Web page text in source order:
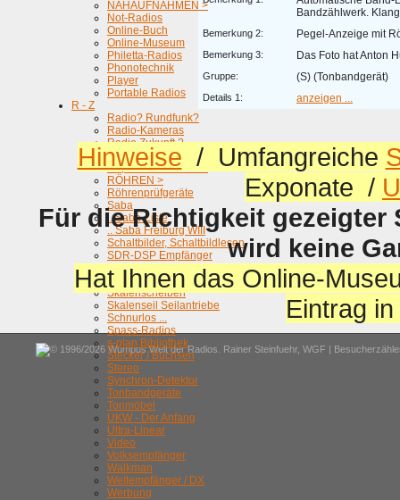
NAHAUFNAHMEN >
Not-Radios
Online-Buch
Online-Museum
Philetta-Radios
Phonotechnik
Player
Portable Radios
R - Z
Radio? Rundfunk?
Radio-Kameras
Radio Zukunft ?
Radios mit Textanzeige
Reparaturen Service
RÖHREN >
Röhrenprüfgeräte
Saba
.. Saba-Liste
.. Saba Freiburg WIII
Schaltbilder, Schaltbildlesen
SDR-DSP Empfänger
Selbstbau-Projekte
Signalgeber
Skalenscheiben
Skalenseil Seilantriebe
Schnurlos ...
Spass-Radios
s-plan Bibliothek
Stecker / Buchsen
Stereo
Synchron-Detektor
Tonbandgeräte
Tonmöbel
UKW - Der Anfang
Ultra-Linear
Video
Volksempfänger
Walkman
Weltempfänger / DX
Werbung
Bandzählwerk.
Bemerkung 2: Pegel-Anzeige mit
Bemerkung 3: Das Foto hat Anton
Gruppe: (S) (Tonbandgerät)
Details 1: anzeigen ...
Hinweise / Umfangreiche
Exponate /
Für die Richtigkeit
wird keine
Hat Ihnen das Online-
Eintrag
© 1996/2026 Wumpus Welt der Radios. Rainer Steinfuehr, WGF |